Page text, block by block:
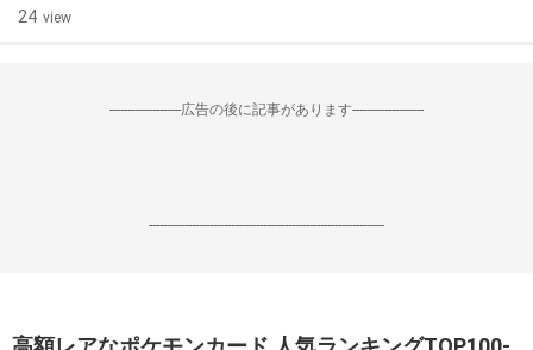
24 view
--------------------広告の後に記事があります--------------------
------------------------------------------------------------------